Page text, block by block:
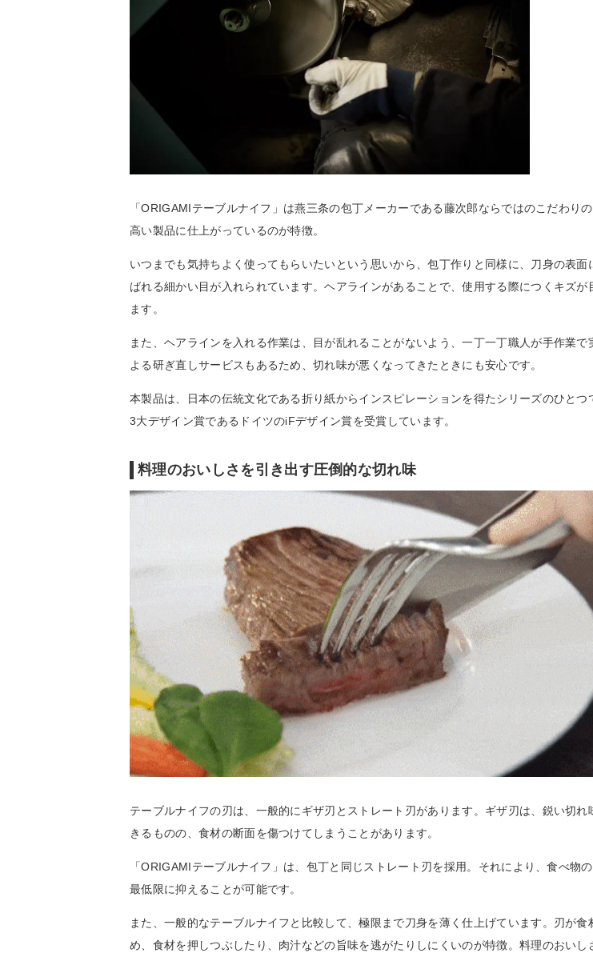
「ORIGAMIテーブルナイフ」は燕三条の包丁メーカーである藤次郎ならではのこだわり
高い製品に仕上がっているのが特徴。
いつまでも気持ちよく使ってもらいたいという思いから、包丁作りと同様に、刀身の表面
ばれる細かい目が入れられています。ヘアラインがあることで、使用する際につくキズが
ます。
また、ヘアラインを入れる作業は、目が乱れることがないよう、一丁一丁職人が手作業で
よる研ぎ直しサービスもあるため、切れ味が悪くなってきたときにも安心です。
本製品は、日本の伝統文化である折り紙からインスピレーションを得たシリーズのひとつ
3大デザイン賞であるドイツのiFデザイン賞を受賞しています。
料理のおいしさを引き出す圧倒的な切れ味
テーブルナイフの刃は、一般的にギザ刃とストレート刃があります。ギザ刃は、鋭い切れ
きるものの、食材の断面を傷つけてしまうことがあります。
「ORIGAMIテーブルナイフ」は、包丁と同じストレート刃を採用。それにより、食べ物
最低限に抑えることが可能です。
また、一般的なテーブルナイフと比較して、極限まで刀身を薄く仕上げています。刃が食
め、食材を押しつぶしたり、肉汁などの旨味を逃がたりしにくいのが特徴。料理のおいし